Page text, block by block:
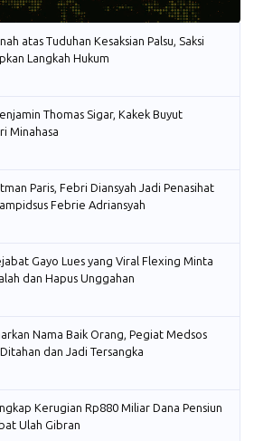
atas Tuduhan Kesaksian Palsu, Saksi
Langkah Hukum
Thomas Sigar, Kakek Buyut
Minahasa
Paris, Febri Diansyah Jadi Penasihat
Febrie Adriansyah
Gayo Lues yang Viral Flexing Minta
dan Hapus Unggahan
Nama Baik Orang, Pegiat Medsos
dan Jadi Tersangka
Kerugian Rp880 Miliar Dana Pensiun
Ulah Gibran